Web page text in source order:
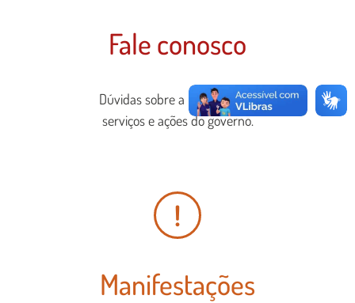
Fale conosco
Dúvidas sobre a prestação de
serviços e ações do governo.
!
Manifestações